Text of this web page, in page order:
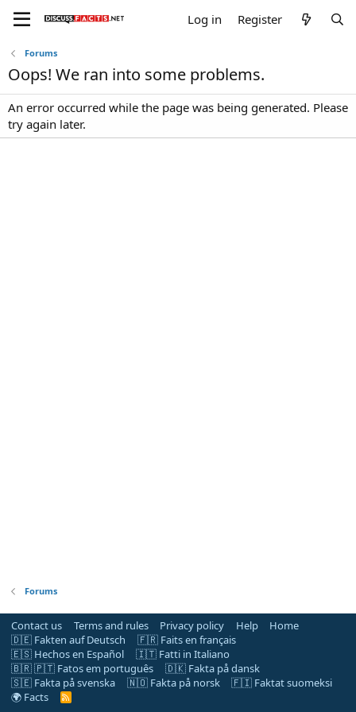
Log in Register
Forums
Oops! We ran into some problems.
An error occurred while the page was being generated. Please
try again later.
Forums
Contact us Terms and rules Privacy policy Help
Home
🇩🇪 Fakten auf Deutsch
🇫🇷 Faits en français
🇪🇸 Hechos en Español
🇮🇹 Fatti in Italiano
🇧🇷 🇵🇹 Fatos em português
🇩🇰 Fakta på dansk
🇸🇪 Fakta på svenska
🇳🇴 Fakta på norsk
🇫🇮 Faktat suomeksi
🌍 Facts
R